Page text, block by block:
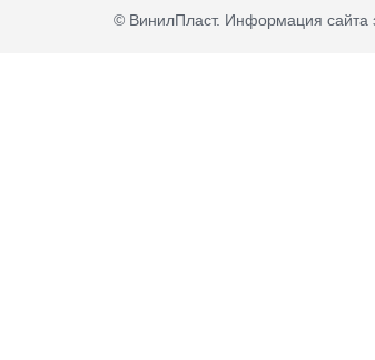
© ВинилПласт. Информация сайта